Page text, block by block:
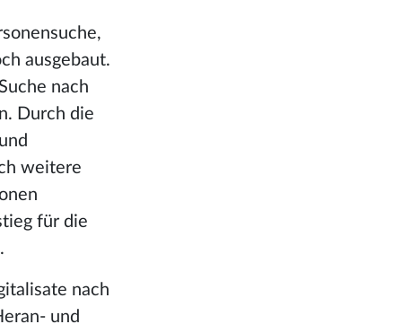
ausgebaut.
nach
Durch die
weitere
für die
nach
und